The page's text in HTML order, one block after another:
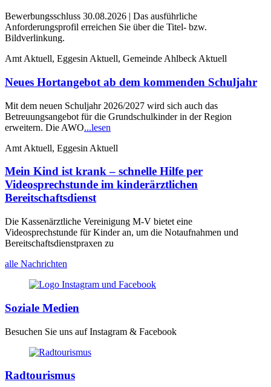
Bewerbungsschluss 30.08.2026 | Das ausführliche
Anforderungsprofil erreichen Sie über die Titel- bzw.
Bildverlinkung.
Amt Aktuell, Eggesin Aktuell, Gemeinde Ahlbeck Aktuell
Neues Hortangebot ab dem kommenden Schuljahr
Mit dem neuen Schuljahr 2026/2027 wird sich auch das
Betreuungsangebot für die Grundschulkinder in der Region
erweitern. Die AWO...lesen
Amt Aktuell, Eggesin Aktuell
Mein Kind ist krank – schnelle Hilfe per
Videosprechstunde im kinderärztlichen
Bereitschaftsdienst
Die Kassenärztliche Vereinigung M-V bietet eine
Videosprechstunde für Kinder an, um die Notaufnahmen und
Bereitschaftsdienstpraxen zu
alle Nachrichten
Soziale Medien
Besuchen Sie uns auf Instagram & Facebook
Radtourismus